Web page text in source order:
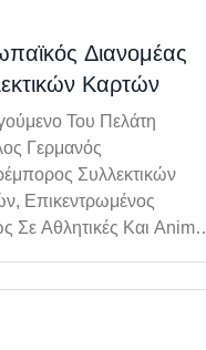
Διανομέας
Καρτών
Του Πελάτη
Γερμανός
Συλλεκτικών
Επικεντρωμένος
Σε Αθλητικές Και Anime